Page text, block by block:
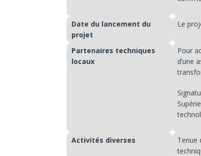
Date du lancement du
projet
Le
Partenaires techniques
locaux
Pour
d’une
Activités diverses
Tenue